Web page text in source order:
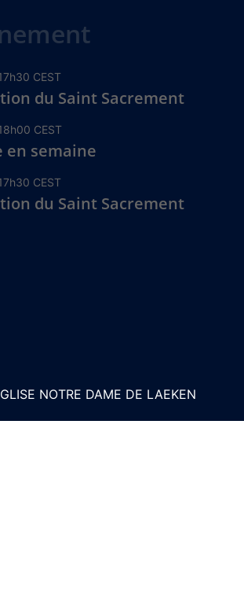
CEST
du Saint Sacrement
CEST
en semaine
CEST
du Saint Sacrement
NOTRE DAME DE LAEKEN